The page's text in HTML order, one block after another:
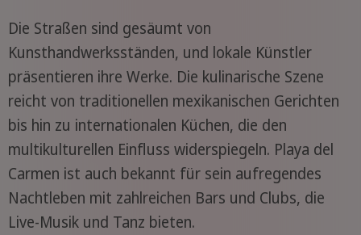
Die Straßen sind gesäumt von
Kunsthandwerksständen, und lokale Künstler
präsentieren ihre Werke. Die kulinarische Szene
reicht von traditionellen mexikanischen Gerichten
bis hin zu internationalen Küchen, die den
multikulturellen Einfluss widerspiegeln. Playa del
Carmen ist auch bekannt für sein aufregendes
Nachtleben mit zahlreichen Bars und Clubs, die
Live-Musik und Tanz bieten.